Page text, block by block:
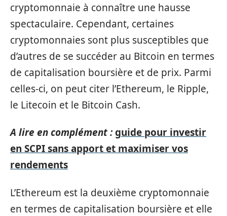
cryptomonnaie à connaître une hausse
spectaculaire. Cependant, certaines
cryptomonnaies sont plus susceptibles que
d’autres de se succéder au Bitcoin en termes
de capitalisation boursière et de prix. Parmi
celles-ci, on peut citer l’Ethereum, le Ripple,
le Litecoin et le Bitcoin Cash.
A lire en complément :guide pour investir
en SCPI sans apport et maximiser vos
rendements
L’Ethereum est la deuxième cryptomonnaie
en termes de capitalisation boursière et elle